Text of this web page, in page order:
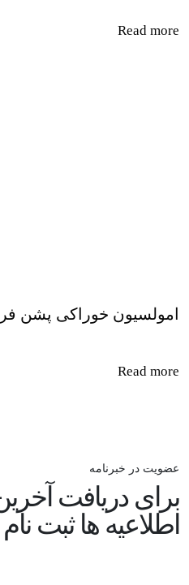
Read more
امولسیون خوراکی پشن
Read more
عضویت در خبرنامه
برای دریافت
اطلاعیه ها ثبت نام